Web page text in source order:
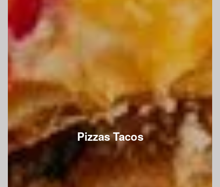
Pizzas Tacos